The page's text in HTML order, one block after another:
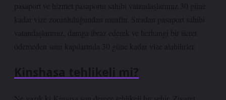
pasaport ve hizmet pasaportu sahibi vatandaşlarımız 30 güne
kadar vize zorunluluğundan muaftır. Sıradan pasaport sahibi
vatandaşlarımız, damga ibraz ederek ve herhangi bir ücret
ödemeden sınır kapılarında 30 güne kadar vize alabilirler.
Kinshasa tehlikeli mi?